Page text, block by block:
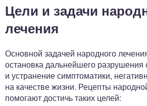
Цели и задачи
лечения
Основной задачей народного
остановка дальнейшего разрушения
и устранение симптоматики,
на качестве жизни. Рецепты
помогают достичь таких целей: